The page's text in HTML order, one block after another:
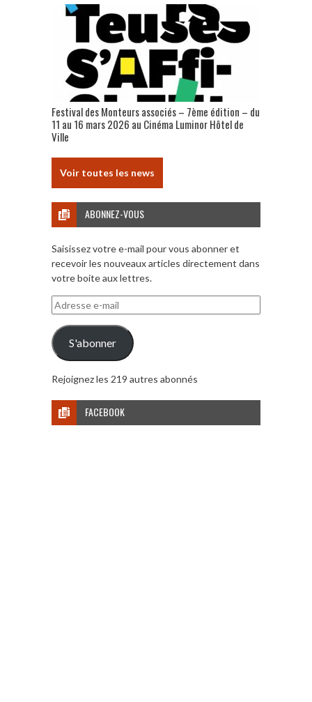
Festival des Monteurs associés – 7ème édition – du
11 au 16 mars 2026 au Cinéma Luminor Hôtel de
Ville
Voir toutes les news
ABONNEZ-VOUS
Saisissez votre e-mail pour vous abonner et
recevoir les nouveaux articles directement dans
votre boite aux lettres.
Adresse
e-
mail
S'abonner
Rejoignez les 219 autres abonnés
FACEBOOK